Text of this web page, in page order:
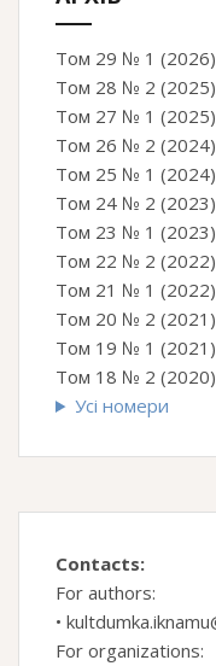
Том 29 № 1 (2026)
Том 28 № 2 (2025)
Том 27 № 1 (2025)
Том 26 № 2 (2024)
Том 25 № 1 (2024)
Том 24 № 2 (2023)
Том 23 № 1 (2023)
Том 22 № 2 (2022)
Том 21 № 1 (2022)
Том 20 № 2 (2021)
Том 19 № 1 (2021)
Том 18 № 2 (2020)
Усі номери
Contacts:
For authors:
•
For organizations: